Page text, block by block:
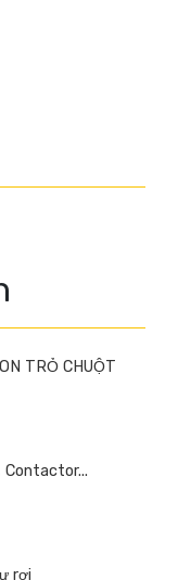
TRỎ CHUỘT
Contactor...
rơi